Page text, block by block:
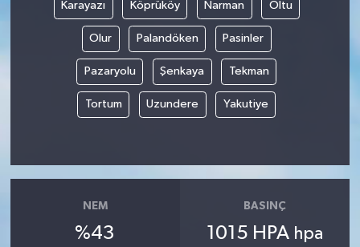
Karayazı Köprüköy Narman Oltu
Olur Palandöken Pasinler
Pazaryolu Şenkaya Tekman
Tortum Uzundere Yakutiye
NEM
%43
BASINÇ
1015 HPA hpa